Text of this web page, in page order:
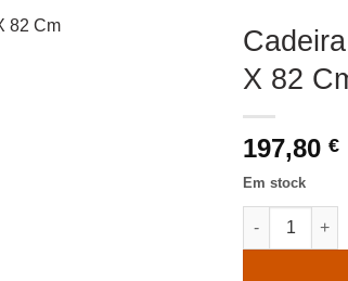
X 82
197,80 €
Em stock
Quantidade